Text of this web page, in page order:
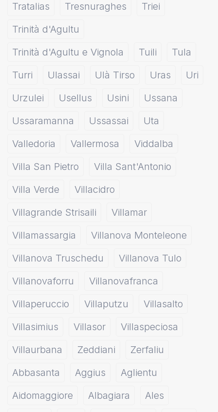
Tratalias
Tresnuraghes
Triei
Trinità d'Agultu
Trinità d'Agultu e Vignola
Tuili
Tula
Turri
Ulassai Ulà Tirso Uras
Uri
Urzulei
Usellus Usini
Ussana
Ussaramanna
Ussassai
Uta
Valledoria
Vallermosa
Viddalba
Villa San Pietro
Villa Sant'Antonio
Villa Verde
Villacidro
Villagrande Strisaili
Villamar
Villamassargia
Villanova Monteleone
Villanova Truschedu
Villanova Tulo
Villanovaforru
Villanovafranca
Villaperuccio
Villaputzu
Villasalto
Villasimius
Villasor
Villaspeciosa
Villaurbana
Zeddiani
Zerfaliu
Abbasanta
Aggius
Aglientu
Aidomaggiore
Albagiara
Ales